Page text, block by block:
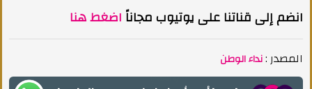
انضم إلى قناتنا على يوتيوب مجاناً اضغط هنا
المصدر :نداء الوطن